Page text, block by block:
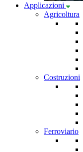
Applicazioni
Agricoltura
Costruzioni
Ferroviario